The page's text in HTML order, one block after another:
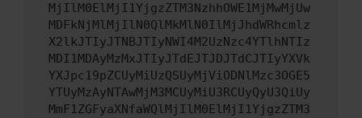
MjIlM0ElMjI1YjgzZTM3NzhhOWE1MjMwMjUw
MDFkNjMlMjIlN0QlMkMlN0IlMjJhdWRhcmlz
X2lkJTIyJTNBJTIyNWI4M2UzNzc4YTlhNTIz
MDI1MDAyMzMxJTIyJTdEJTJDJTdCJTIyYXVk
YXJpc19pZCUyMiUzQSUyMjViODNlMzc3OGE5
YTUyMzAyNTAwMjM3MCUyMiU3RCUyQyU3QiUy
MmF1ZGFyaXNfaWQlMjIlM0ElMjI1YjgzZTM3